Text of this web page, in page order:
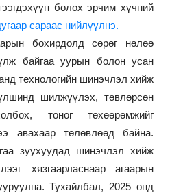
болох эрчим хүчний
сараас нийлүүлнэ.
бохирдолд сөрөг нөлөө
байгаа уурын болон усан
технологийн шинэчлэл хийж
шилжүүлэх, төвлөрсөн
тоног төхөөрөмжийг
авахаар төлөвлөөд байна.
зуухуудад шинэчлэл хийж
хязгаарласнаар агаарын
Тухайлбал, 2025 онд